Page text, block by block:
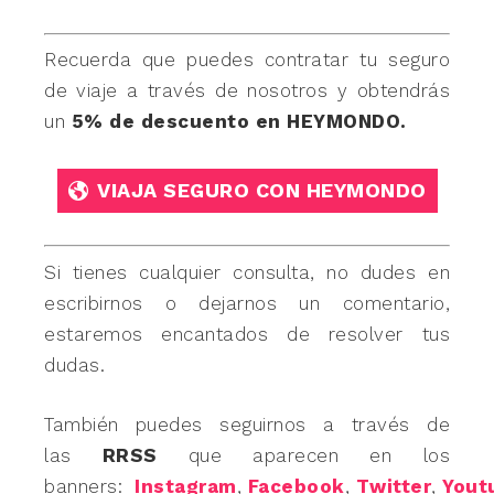
Recuerda que puedes contratar tu seguro
de viaje a través de nosotros y obtendrás
un 5% de descuento en HEYMONDO.
VIAJA SEGURO CON HEYMONDO
Si tienes cualquier consulta, no dudes en
escribirnos o dejarnos un comentario,
estaremos encantados de resolver tus
dudas.
También puedes seguirnos a través de
las RRSS que aparecen en los
banners: Instagram, Facebook, Twitter,